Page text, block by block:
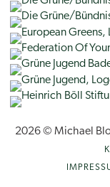
2026 © Michael